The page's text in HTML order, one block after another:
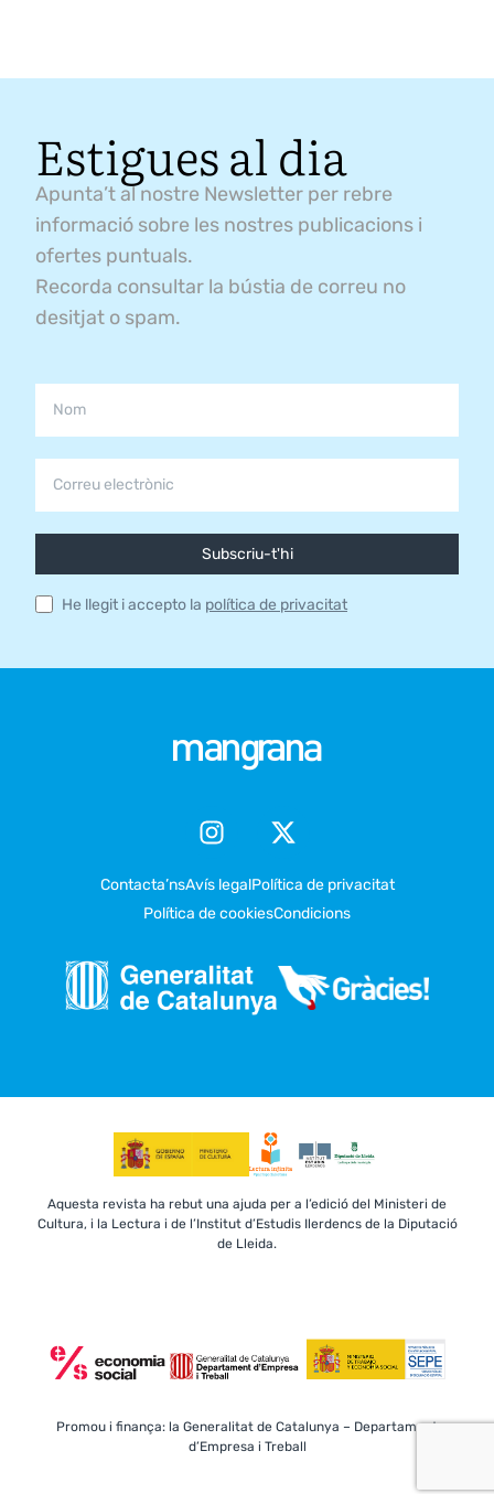
Estigues al dia
Apunta’t al nostre Newsletter per rebre
informació sobre les nostres publicacions i
ofertes puntuals.
Recorda consultar la bústia de correu no
desitjat o spam.
Subscriu-t'hi
He llegit i accepto la política de privacitat
Contacta’nsAvís legalPolítica de privacitat
Política de cookiesCondicions
Aquesta revista ha rebut una ajuda per a l’edició del Ministeri de
Cultura, i la Lectura i de l’Institut d’Estudis Ilerdencs de la Diputació
de Lleida.
Promou i finança: la Generalitat de Catalunya – Departament
d’Empresa i Treball